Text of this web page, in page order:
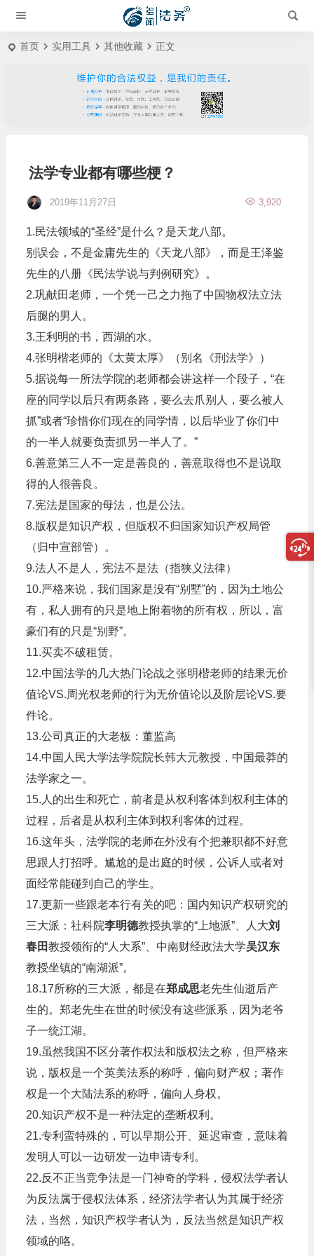
首页 实用工具 其他收藏 正文
法学专业都有哪些梗？
2019年11月27日 3,920
1.民法领域的“圣经”是什么？是天龙八部。
别误会，不是金庸先生的《天龙八部》，而是王泽鉴
先生的八册《民法学说与判例研究》。
2.巩献田老师，一个凭一己之力拖了中国物权法立法
后腿的男人。
3.王利明的书，西湖的水。
4.张明楷老师的《太黄太厚》（别名《刑法学》）
5.据说每一所法学院的老师都会讲这样一个段子，“在
座的同学以后只有两条路，要么去爪别人，要么被人
抓”或者“珍惜你们现在的同学情，以后毕业了你们中
的一半人就要负责抓另一半人了。”
6.善意第三人不一定是善良的，善意取得也不是说取
得的人很善良。
7.宪法是国家的母法，也是公法。
8.版权是知识产权，但版权不归国家知识产权局管
（归中宣部管）。
9.法人不是人，宪法不是法（指狭义法律）
10.严格来说，我们国家是没有“别墅”的，因为土地公
有，私人拥有的只是地上附着物的所有权，所以，富
豪们有的只是“别野”。
11.买卖不破租赁。
12.中国法学的几大热门论战之张明楷老师的结果无价
值论VS.周光权老师的行为无价值论以及阶层论VS.要
件论。
13.公司真正的大老板：董监高
14.中国人民大学法学院院长韩大元教授，中国最莽的
法学家之一。
15.人的出生和死亡，前者是从权利客体到权利主体的
过程，后者是从权利主体到权利客体的过程。
16.这年头，法学院的老师在外没有个把兼职都不好意
思跟人打招呼。尴尬的是出庭的时候，公诉人或者对
面经常能碰到自己的学生。
17.更新一些跟老本行有关的吧：国内知识产权研究的
三大派：社科院李明德教授执掌的“上地派”、人大刘
春田教授领衔的“人大系”、中南财经政法大学吴汉东
教授坐镇的“南湖派”。
18.17所称的三大派，都是在郑成思老先生仙逝后产
生的。郑老先生在世的时候没有这些派系，因为老爷
子一统江湖。
19.虽然我国不区分著作权法和版权法之称，但严格来
说，版权是一个英美法系的称呼，偏向财产权；著作
权是一个大陆法系的称呼，偏向人身权。
20.知识产权不是一种法定的垄断权利。
21.专利蛮特殊的，可以早期公开、延迟审查，意味着
发明人可以一边研发一边申请专利。
22.反不正当竞争法是一门神奇的学科，侵权法学者认
为反法属于侵权法体系，经济法学者认为其属于经济
法，当然，知识产权学者认为，反法当然是知识产权
领域的咯。